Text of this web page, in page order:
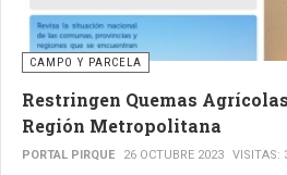
CAMPO Y PARCELA
Restringen Quemas
Región Metropolitana
PORTAL PIRQUE 26 OCTUBRE 2023 VISITAS: